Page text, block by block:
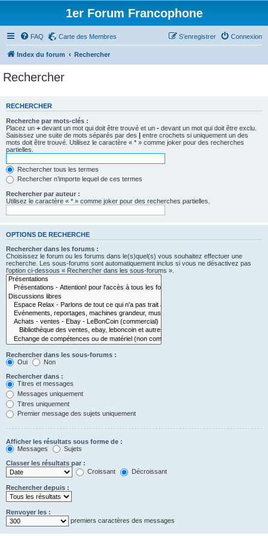
1er Forum Francophone
FAQ Carte des Membres Connexion
S’enregistrer
Index du forum Rechercher
Rechercher
RECHERCHER
Recherche par mots-clés :
Placez un + devant un mot qui doit être trouvé et un - devant un mot qui doit être exclu.
Saisissez une suite de mots séparés par des | entre crochets si uniquement un des
mots doit être trouvé. Utilisez le caractère « * » comme joker pour des recherches
partielles.
Rechercher tous les termes
Rechercher n’importe lequel de ces termes
Rechercher par auteur :
Utilisez le caractère « * » comme joker pour des recherches partielles.
OPTIONS DE RECHERCHE
Rechercher dans les forums :
Choisissez le forum ou les forums dans le(s)quel(s) vous souhaitez effectuer une
recherche. Les sous-forums sont automatiquement inclus si vous ne désactivez pas
l’option ci-dessous « Rechercher dans les sous-forums ».
Rechercher dans les sous-forums :
Oui
Non
Rechercher dans :
Titres et messages
Messages uniquement
Titres uniquement
Premier message des sujets uniquement
Afficher les résultats sous forme de :
Messages
Sujets
Classer les résultats par :
Croissant
Décroissant
Rechercher depuis :
Renvoyer les :
premiers caractères des messages